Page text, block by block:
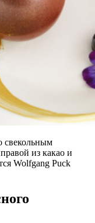
свекольным
из какао и
Wolfgang Puck